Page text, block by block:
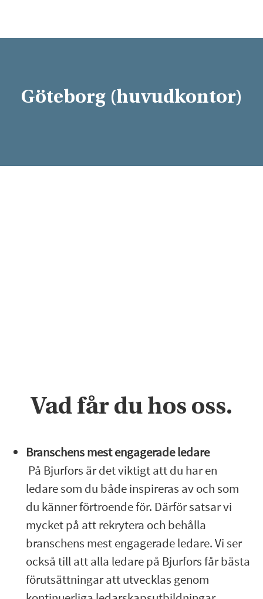
Göteborg (huvudkontor)
Vad får du hos oss.
Branschens mest engagerade ledare
På Bjurfors är det viktigt att du har en
ledare som du både inspireras av och som
du känner förtroende för. Därför satsar vi
mycket på att rekrytera och behålla
branschens mest engagerade ledare. Vi ser
också till att alla ledare på Bjurfors får bästa
förutsättningar att utvecklas genom